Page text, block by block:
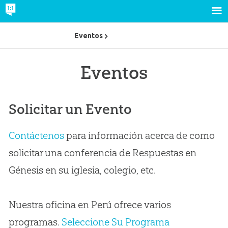
Eventos
Solicitar un Evento
Contáctenospara información acerca de como
solicitar una conferencia de Respuestas en
Génesis en su iglesia, colegio, etc.
Nuestra oficina en Perú ofrece varios
programas. Seleccione Su Programa
Eventos